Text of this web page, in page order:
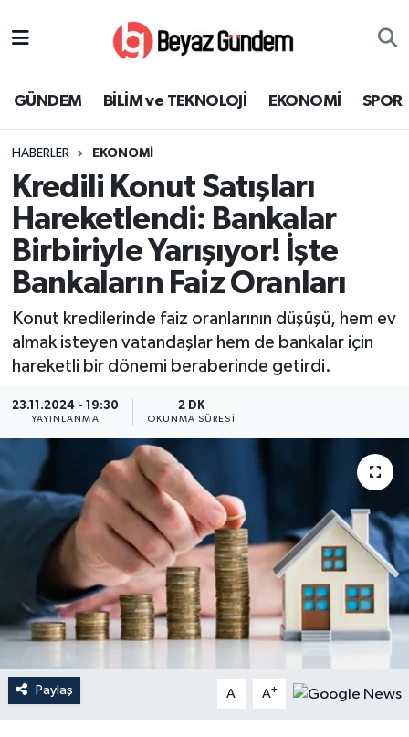
GÜNDEM BİLİM ve TEKNOLOJİ EKONOMİ SPOR
HABERLER EKONOMİ
Kredili Konut Satışları
Hareketlendi: Bankalar
Birbiriyle Yarışıyor! İşte
Bankaların Faiz Oranları
Konut kredilerinde faiz oranlarının düşüşü, hem ev
almak isteyen vatandaşlar hem de bankalar için
hareketli bir dönemi beraberinde getirdi.
23.11.2024 - 19:30
YAYINLANMA
2 DK
OKUNMA SÜRESI
Paylaş A- A+
EKONOMİ
SPOR
SAĞLIK
KÜLTÜR SANAT
YEREL
Süper Lig Puan Durumu ve Fikstür
Tüm Manşetler
Son Dakika Haberleri